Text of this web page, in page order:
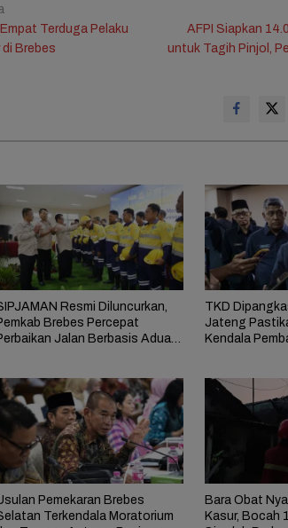
Terduga Pelaku
di Brebes
AFPI Siapkan
untuk Tagih Pinjol,
Resmi Diluncurkan,
Brebes Percepat
Jalan Berbasis Aduan
TKD
Jateng
Kendala
Pemekaran Brebes
Terkendala Moratorium
Bara Obat
Kasur, Bocah